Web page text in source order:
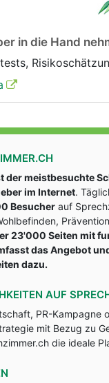
in die Hand
der meistbesuchte
im Internet.
Besucher auf
23'000 Seiten mit
das Angebot
dazu.
AUF
PR-Kampagne
mit Bezug zu
die ideale